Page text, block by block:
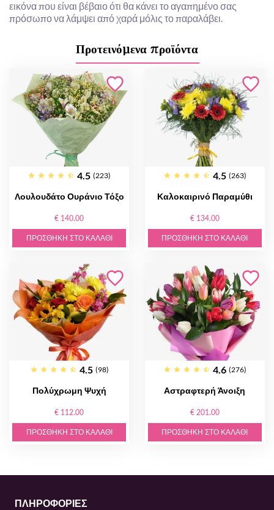
εικόνα που είναι βέβαιο ότι θα κάνει το αγαπημένο σας
πρόσωπο να λάμψει από χαρά μόλις το παραλάβει.
Προτεινόμενα προϊόντα
4.5 (223)
Λουλουδάτο Ουράνιο Τόξο
€ 140.00
ΠΡΟΣΘΉΚΗ ΣΤΟ ΚΑΛΆΘΙ
4.5 (263)
Καλοκαιρινό Παραμύθι
€ 134.00
ΠΡΟΣΘΉΚΗ ΣΤΟ ΚΑΛΆΘΙ
4.5 (98)
Πολύχρωμη Ψυχή
€ 112.00
ΠΡΟΣΘΉΚΗ ΣΤΟ ΚΑΛΆΘΙ
4.6 (276)
Αστραφτερή Άνοιξη
€ 201.00
ΠΡΟΣΘΉΚΗ ΣΤΟ ΚΑΛΆΘΙ
ΠΛΗΡΟΦΟΡΙΕΣ